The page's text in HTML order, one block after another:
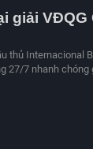
giải VĐQG
thủ Internacional
27/7 nhanh chóng